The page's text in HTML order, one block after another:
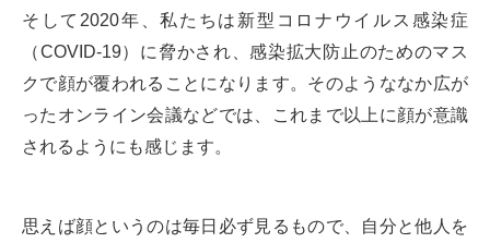
そして2020年、私たちは新型コロナウイルス感染症
（COVID-19）に脅かされ、感染拡大防止のためのマス
クで顔が覆われることになります。そのようななか広が
ったオンライン会議などでは、これまで以上に顔が意識
されるようにも感じます。
思えば顔というのは毎日必ず見るもので、自分と他人を